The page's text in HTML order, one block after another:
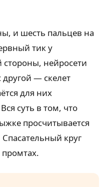
и шесть пальцев на
тик у
нейросети
— скелет
для них
суть в том, что
просчитывается
круг
промтах.